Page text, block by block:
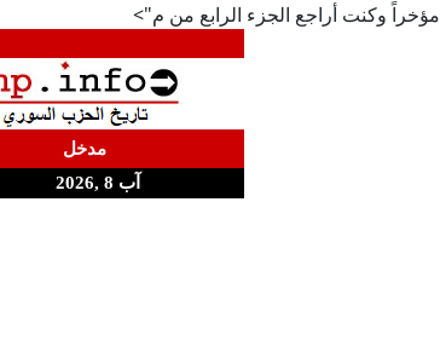
مؤخراً وكنت أراجع الجزء الرابع من م">
مدخل
آب 8 ,2026